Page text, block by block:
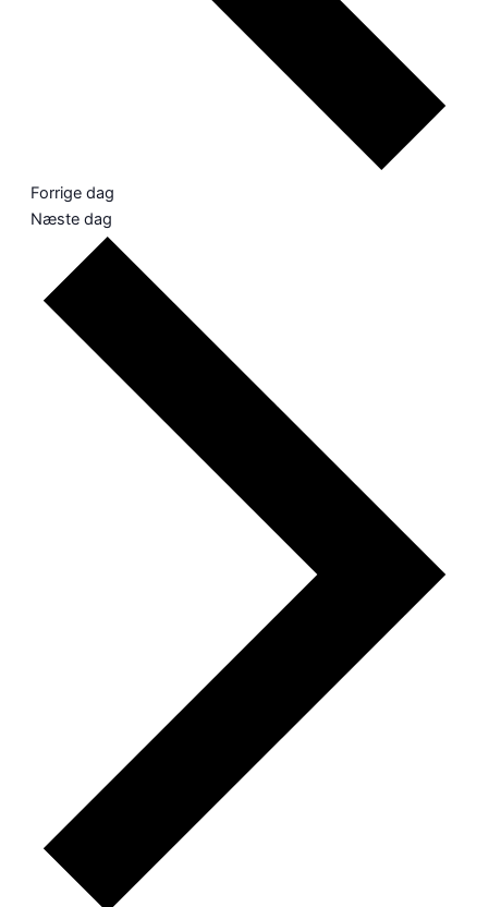
Forrige dag
Næste dag